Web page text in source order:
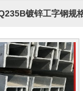
镀锌工字钢规